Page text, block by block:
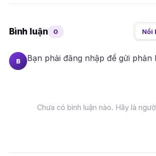
Bình luận 0 Nổi
B Bạn phải đăng nhập để gửi phản
Chưa có bình luận nào. Hãy là